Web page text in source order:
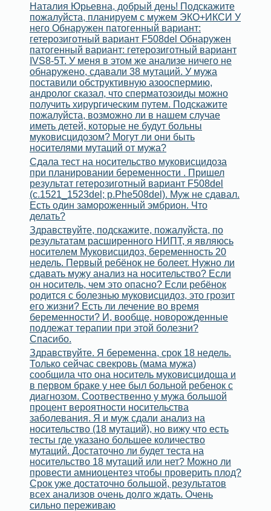
Наталия Юрьевна, добрый день! Подскажите
пожалуйста, планируем с мужем ЭКО+ИКСИ У
него Обнаружен патогенный вариант:
гетерозиготный вариант F508del Обнаружен
патогенный вариант: гетерозиготный вариант
IVS8-5T. У меня в этом же анализе ничего не
обнаружено, сдавали 38 мутаций. У мужа
поставили обструктивную азооспермию,
андролог сказал, что сперматозоиды можно
получить хирургическим путем. Подскажите
пожалуйста, возможно ли в нашем случае
иметь детей, которые не будут больны
муковисцидозом? Могут ли они быть
носителями мутаций от мужа?
Сдала тест на носительство муковисцидоза
при планировании беременности . Пришел
результат гетерозиготный вариант F508del
(c.1521_1523del; p.Phe508del). Муж не сдавал.
Есть один замороженный эмбрион. Что
делать?
Здравствуйте, подскажите, пожалуйста, по
результатам расширенного НИПТ, я являюсь
носителем Муковисцидоз, беременность 20
недель. Первый ребёнок не болеет. Нужно ли
сдавать мужу анализ на носительство? Если
он носитель, чем это опасно? Если ребёнок
родится с болезнью муковисцидоз, это грозит
его жизни? Есть ли лечение во время
беременности? И, вообще, новорожденные
подлежат терапии при этой болезни?
Спасибо.
Здравствуйте. Я беременна, срок 18 недель.
Только сейчас свекровь (мама мужа)
сообщила что она носитель муковисцидоща и
в первом браке у нее был больной ребенок с
диагнозом. Соотвественно у мужа большой
процент вероятности носительства
заболевания. Я и муж сдали анализ на
носительство (18 мутаций), но вижу что есть
тесты где указано большее количество
мутаций. Достаточно ли будет теста на
носительство 18 мутаций или нет? Можно ли
провести амниоцентез чтобы проверить плод?
Срок уже достаточно большой, результатов
всех анализов очень долго ждать. Очень
сильно переживаю